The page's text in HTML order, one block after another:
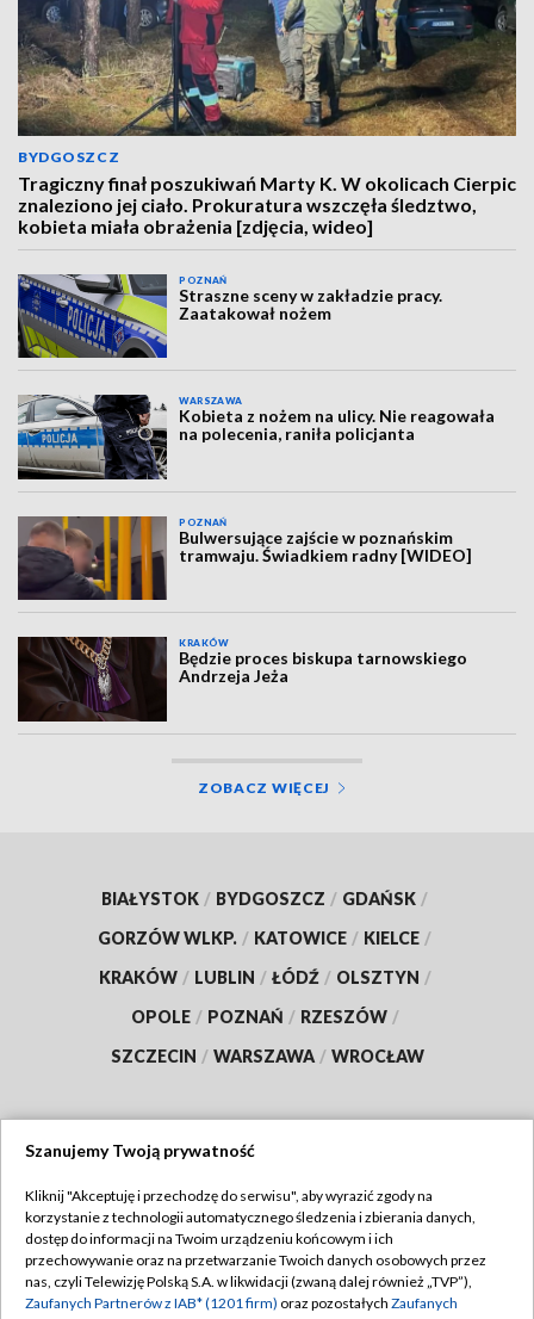
BYDGOSZCZ
Tragiczny finał poszukiwań Marty K. W okolicach Cierpic
znaleziono jej ciało. Prokuratura wszczęła śledztwo,
kobieta miała obrażenia [zdjęcia, wideo]
POZNAŃ
Straszne sceny w zakładzie pracy.
Zaatakował nożem
WARSZAWA
Kobieta z nożem na ulicy. Nie reagowała
na polecenia, raniła policjanta
POZNAŃ
Bulwersujące zajście w poznańskim
tramwaju. Świadkiem radny [WIDEO]
KRAKÓW
Będzie proces biskupa tarnowskiego
Andrzeja Jeża
ZOBACZ WIĘCEJ
BIAŁYSTOK / BYDGOSZCZ / GDAŃSK /
GORZÓW WLKP. / KATOWICE / KIELCE /
KRAKÓW / LUBLIN / ŁÓDŹ / OLSZTYN /
OPOLE / POZNAŃ / RZESZÓW /
SZCZECIN / WARSZAWA / WROCŁAW
TVP
Abonament TVP
Emisja w TVP
Regulamin TVP
Polityka prywatności
Szanujemy Twoją prywatność
Kliknij "Akceptuję i przechodzę do serwisu", aby wyrazić zgody na
korzystanie z technologii automatycznego śledzenia i zbierania danych,
dostęp do informacji na Twoim urządzeniu końcowym i ich
przechowywanie oraz na przetwarzanie Twoich danych osobowych przez
nas, czyli Telewizję Polską S.A. w likwidacji (zwaną dalej również „TVP”),
Zaufanych Partnerów z IAB* (1201 firm) oraz pozostałych Zaufanych